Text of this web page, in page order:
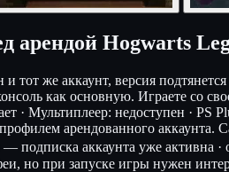
арендой Hogwarts
тот же аккаунт, версия
как основную. Играете со
· Мультиплеер: недоступен · PS
арендованного аккаунта.
подписка аккаунта уже активна ·
но при запуске игры нужен